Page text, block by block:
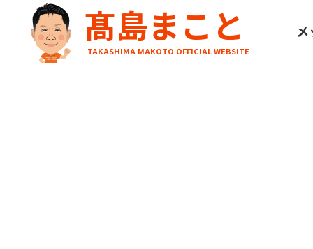
髙島まこと
TAKASHIMA MAKOTO OFFICIAL WEBSITE
HOME ブログ ある免許更新にて